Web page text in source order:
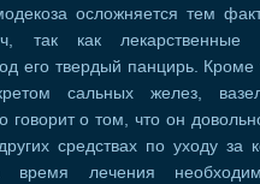
осложняется тем
так как лекарственные
его твердый панцирь. Кроме
сальных желез,
говорит о том, что он
средствах по уходу за
время лечения